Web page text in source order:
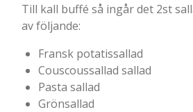
Till kall buffé så ingår det 2st
av följande:
Fransk potatissallad
Couscoussallad sallad
Pasta sallad
Grönsallad